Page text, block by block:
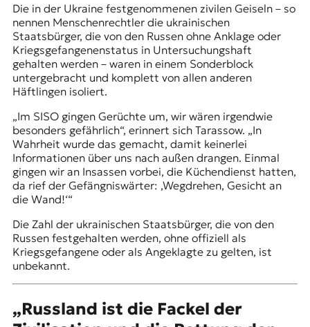
Die in der Ukraine festgenommenen zivilen Geiseln – so
nennen Menschenrechtler die ukrainischen
Staatsbürger, die von den Russen ohne Anklage oder
Kriegsgefangenenstatus in Untersuchungshaft
gehalten werden – waren in einem Sonderblock
untergebracht und komplett von allen anderen
Häftlingen isoliert.
„Im SISO gingen Gerüchte um, wir wären irgendwie
besonders gefährlich“, erinnert sich Tarassow. „In
Wahrheit wurde das gemacht, damit keinerlei
Informationen über uns nach außen drangen. Einmal
gingen wir an Insassen vorbei, die Küchendienst hatten,
da rief der Gefängniswärter: ‚Wegdrehen, Gesicht an
die Wand!‘“
Die Zahl der ukrainischen Staatsbürger, die von den
Russen festgehalten werden, ohne offiziell als
Kriegsgefangene oder als Angeklagte zu gelten, ist
unbekannt.
„Russland ist die Fackel der